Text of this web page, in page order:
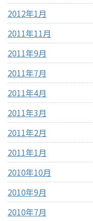
2012年1月
2011年11月
2011年9月
2011年7月
2011年4月
2011年3月
2011年2月
2011年1月
2010年10月
2010年9月
2010年7月